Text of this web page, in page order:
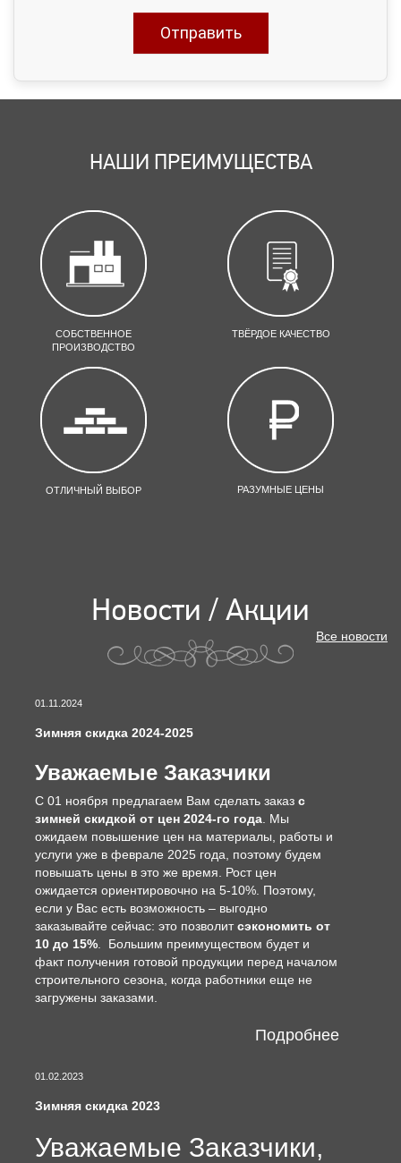
НАШИ ПРЕИМУЩЕСТВА
СОБСТВЕННОЕ
ПРОИЗВОДСТВО
ТВЁРДОЕ КАЧЕСТВО
ОТЛИЧНЫЙ ВЫБОР РАЗУМНЫЕ ЦЕНЫ
Новости / Акции
Все новости
01.11.2024
Зимняя скидка 2024-2025
Уважаемые Заказчики
С 01 ноября предлагаем Вам сделать заказ с
зимней скидкой от цен 2024-го года . Мы
ожидаем повышение цен на материалы, работы и
услуги уже в феврале 2025 года, поэтому будем
повышать цены в это же время. Рост цен
ожидается ориентировочно на 5-10%. Поэтому,
если у Вас есть возможность – выгодно
заказывайте сейчас: это позволитсэкономить от
10 до 15% . Большим преимуществом будет и
факт получения готовой продукции перед началом
строительного сезона, когда работники еще не
загружены заказами.
Подробнее
01.02.2023
Зимняя скидка 2023
Уважаемые Заказчики,